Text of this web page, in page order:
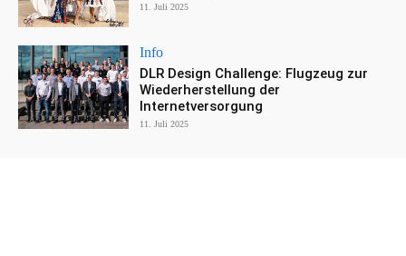
11. Juli 2025
Info
DLR Design Challenge: Flugzeug zur
Wiederherstellung der
Internetversorgung
11. Juli 2025